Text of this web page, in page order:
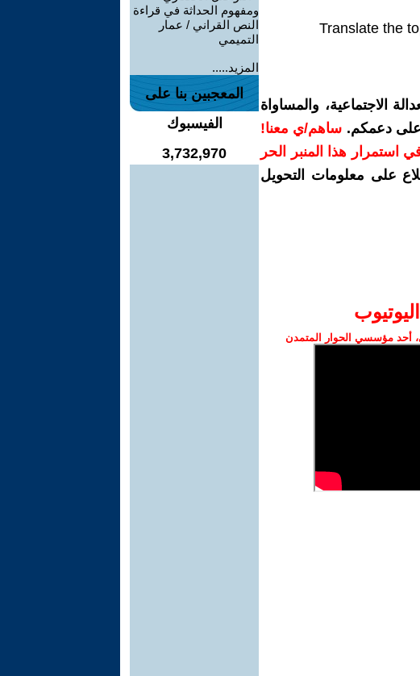
Translate the
الاجتماعية، والمساواة
على دعمكم. ساهم/ي معنا!
في استمرار هذا المنبر الحر
على معلومات التحويل
أحد مؤسسي الحوار المتمدن
ومفهوم الحداثة في قراءة
النص القراني / عمار
التميمي
المزيد.....
المعجبين بنا على
الفيسبوك
3,732,970